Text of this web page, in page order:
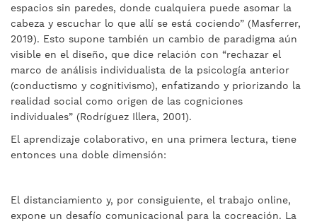
espacios sin paredes, donde cualquiera puede asomar la
cabeza y escuchar lo que allí se está cociendo” (Masferrer,
2019). Esto supone también un cambio de paradigma aún
visible en el diseño, que dice relación con “rechazar el
marco de análisis individualista de la psicología anterior
(conductismo y cognitivismo), enfatizando y priorizando la
realidad social como origen de las cogniciones
individuales” (Rodríguez Illera, 2001).
El aprendizaje colaborativo, en una primera lectura, tiene
entonces una doble dimensión:
El distanciamiento y, por consiguiente, el trabajo online,
expone un desafío comunicacional para la cocreación. La